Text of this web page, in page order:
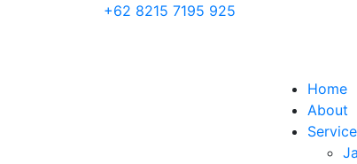
+62 8215 7195 925
Home
About
Service